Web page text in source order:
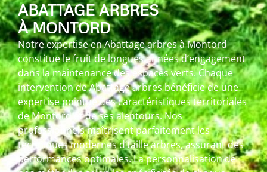
ABATTAGE ARBRES
À MONTORD
Notre expertise en Abattage arbres à Montord
constitue le fruit de longues années d’engagement
dans la maintenance des espaces verts. Chaque
intervention de Abattage arbres bénéficie de une
expertise pointue des caractéristiques territoriales
de Montord et de ses alentours. Nos
professionnels maîtrisent parfaitement les
techniques modernes d’taille arbres, assurant des
performances optimales. La personnalisation de